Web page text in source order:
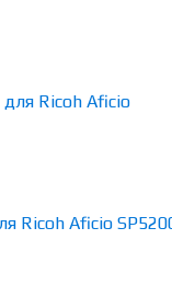
Ricoh Aficio